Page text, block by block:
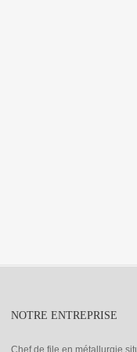
NOTRE ENTREPRISE
Chef de file en métallurgie